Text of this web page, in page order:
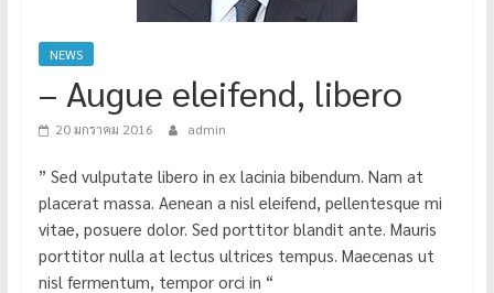
NEWS
– Augue eleifend, libero
20 มกราคม 2016 admin
” Sed vulputate libero in ex lacinia bibendum. Nam at
placerat massa. Aenean a nisl eleifend, pellentesque mi
vitae, posuere dolor. Sed porttitor blandit ante. Mauris
porttitor nulla at lectus ultrices tempus. Maecenas ut
nisl fermentum, tempor orci in “